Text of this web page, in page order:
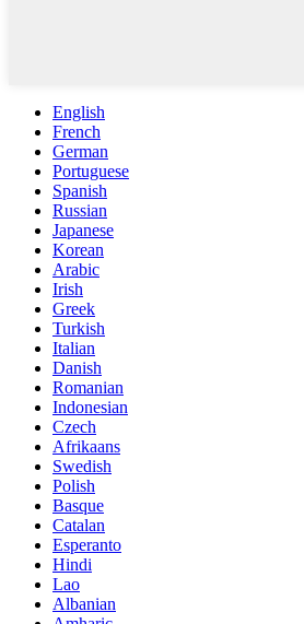
English
French
German
Portuguese
Spanish
Russian
Japanese
Korean
Arabic
Irish
Greek
Turkish
Italian
Danish
Romanian
Indonesian
Czech
Afrikaans
Swedish
Polish
Basque
Catalan
Esperanto
Hindi
Lao
Albanian